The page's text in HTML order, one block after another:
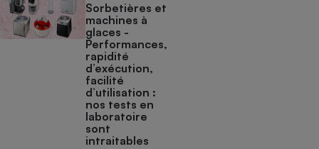
Sorbetières et
machines à
glaces​​​​​​ -
Performances,
rapidité
d’exécution,
facilité
d’utilisation :
nos tests en
laboratoire
sont
intraitables